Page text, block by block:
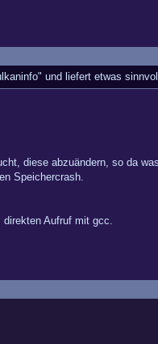
und liefert etwas
diese abzuändern, so da
Speichercrash.
Aufruf mit gcc.